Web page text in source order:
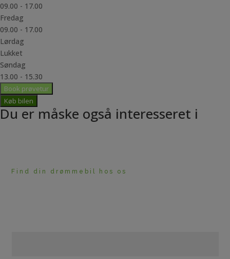
09.00 - 17.00
Fredag
09.00 - 17.00
Lørdag
Lukket
Søndag
13.00 - 15.30
Book prøvetur
Køb bilen
Du er måske også interesseret i
Find din drømmebil hos os